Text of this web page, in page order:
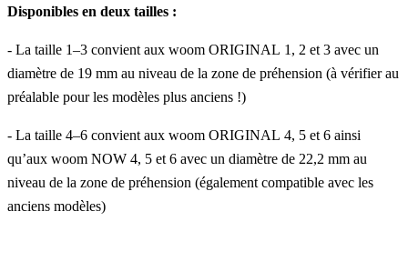
Disponibles en deux tailles :
- La taille 1–3 convient aux woom ORIGINAL 1, 2 et 3 avec un
diamètre de 19 mm au niveau de la zone de préhension (à vérifier au
préalable pour les modèles plus anciens !)
- La taille 4–6 convient aux woom ORIGINAL 4, 5 et 6 ainsi
qu’aux woom NOW 4, 5 et 6 avec un diamètre de 22,2 mm au
niveau de la zone de préhension (également compatible avec les
anciens modèles)